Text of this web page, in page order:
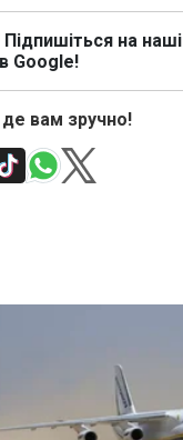
на наші
Google!
вам зручно!